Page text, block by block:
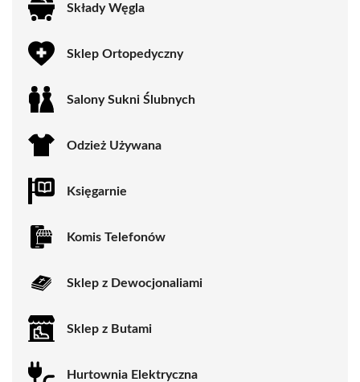
Składy Węgla
Sklep Ortopedyczny
Salony Sukni Ślubnych
Odzież Używana
Księgarnie
Komis Telefonów
Sklep z Dewocjonaliami
Sklep z Butami
Hurtownia Elektryczna